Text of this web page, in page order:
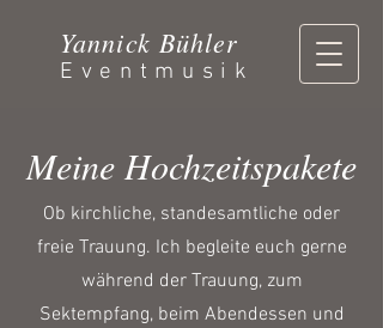
Yannick Bühler
Eventmusik
Meine Hochzeitspakete
Ob kirchliche, standesamtliche oder
freie Trauung. Ich begleite euch gerne
während der Trauung, zum
Sektempfang, beim Abendessen und